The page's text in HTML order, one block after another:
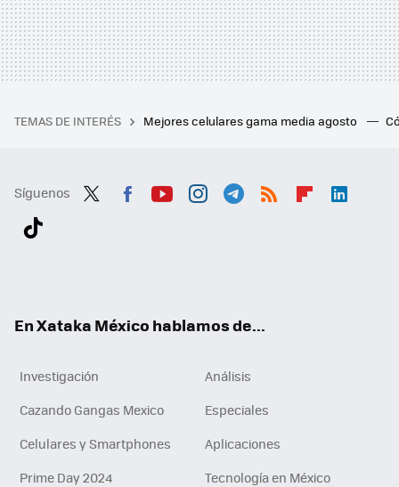
TEMAS DE INTERÉS Mejores celulares gama media agosto
Síguenos
En Xataka México hablamos de...
Investigación
Análisis
Cazando Gangas Mexico
Especiales
Celulares y Smartphones
Aplicaciones
Prime Day 2024
Tecnología en México